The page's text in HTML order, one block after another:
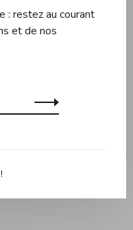
: restez au courant
et de nos